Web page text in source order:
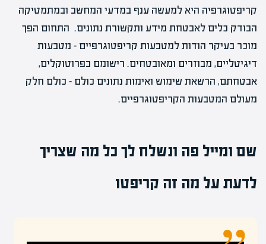
קריפטוגרפיה היא למעשה ענף במדעי המחשב ובמתמטיקה
הבודק כלים לאבטחת מידע ותקשורת נתונים. התחום הפך
מוכר בעיקר הודות למטבעות קריפטוגרפיים – מטבעות
דיגיטליים, מבוזרים ומאובטחים. רישומם בפרוטוקלים,
אבטחתם, הרשאת שימוש ואימות נתונים כולם – כולם חלק
מעולם המטבעות הקריפטוגרפיים.
שם ומייל פה ונשלח לך כל מה שצריך
לדעת על מה זה קריפטו